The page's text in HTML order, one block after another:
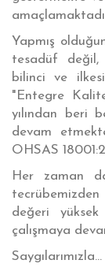
Yapmış
tesadüf değil,
bilinci ve
"Entegre
yılından beri
devam
OHSAS
Her zaman
tecrübemizden
değeri
çalışmaya
Saygılarımızla...